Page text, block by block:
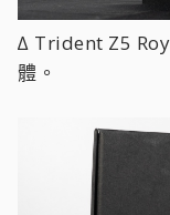
∆ Trident Z5
體。